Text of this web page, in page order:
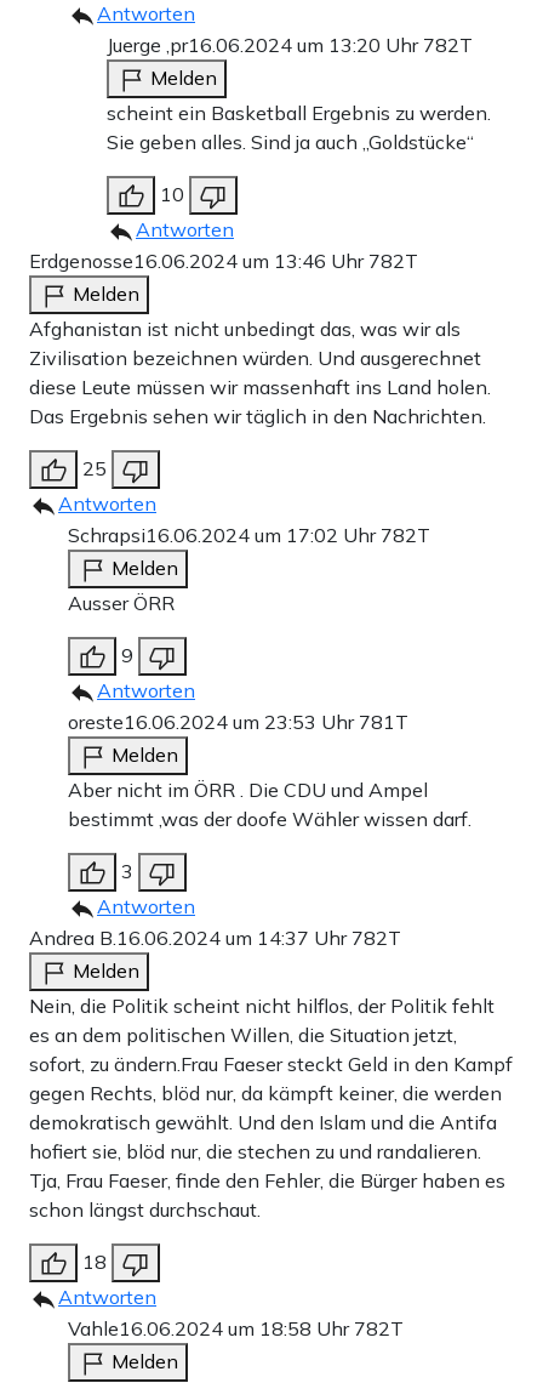
Antworten
Juerge ,pr16.06.2024 um 13:20 Uhr 782T
Melden
scheint ein Basketball Ergebnis zu werden.
Sie geben alles. Sind ja auch „Goldstücke“
10
Antworten
Erdgenosse16.06.2024 um 13:46 Uhr 782T
Melden
Afghanistan ist nicht unbedingt das, was wir als
Zivilisation bezeichnen würden. Und ausgerechnet
diese Leute müssen wir massenhaft ins Land holen.
Das Ergebnis sehen wir täglich in den Nachrichten.
25
Antworten
Schrapsi16.06.2024 um 17:02 Uhr 782T
Melden
Ausser ÖRR
9
Antworten
oreste16.06.2024 um 23:53 Uhr 781T
Melden
Aber nicht im ÖRR . Die CDU und Ampel
bestimmt ,was der doofe Wähler wissen darf.
3
Antworten
Andrea B.16.06.2024 um 14:37 Uhr 782T
Melden
Nein, die Politik scheint nicht hilflos, der Politik fehlt
es an dem politischen Willen, die Situation jetzt,
sofort, zu ändern.Frau Faeser steckt Geld in den Kampf
gegen Rechts, blöd nur, da kämpft keiner, die werden
demokratisch gewählt. Und den Islam und die Antifa
hofiert sie, blöd nur, die stechen zu und randalieren.
Tja, Frau Faeser, finde den Fehler, die Bürger haben es
schon längst durchschaut.
18
Antworten
Vahle16.06.2024 um 18:58 Uhr 782T
Melden